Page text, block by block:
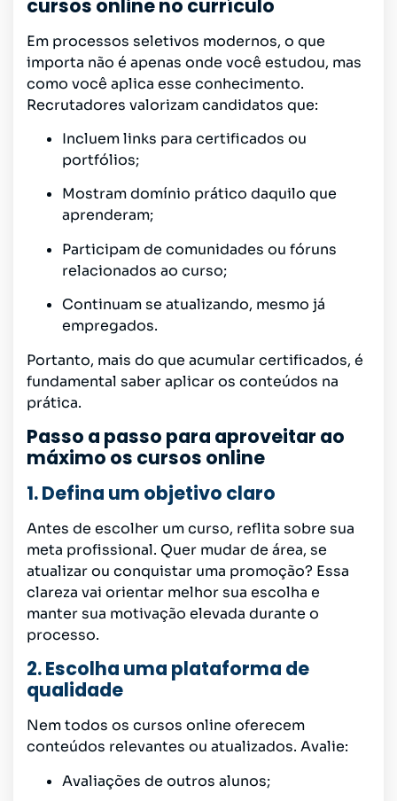
cursos online no currículo
Em processos seletivos modernos, o que
importa não é apenas onde você estudou, mas
como você aplica esse conhecimento.
Recrutadores valorizam candidatos que:
Incluem links para certificados ou
portfólios;
Mostram domínio prático daquilo que
aprenderam;
Participam de comunidades ou fóruns
relacionados ao curso;
Continuam se atualizando, mesmo já
empregados.
Portanto, mais do que acumular certificados, é
fundamental saber aplicar os conteúdos na
prática.
Passo a passo para aproveitar ao
máximo os cursos online
1. Defina um objetivo claro
Antes de escolher um curso, reflita sobre sua
meta profissional. Quer mudar de área, se
atualizar ou conquistar uma promoção? Essa
clareza vai orientar melhor sua escolha e
manter sua motivação elevada durante o
processo.
2. Escolha uma plataforma de
qualidade
Nem todos os cursos online oferecem
conteúdos relevantes ou atualizados. Avalie:
Avaliações de outros alunos;